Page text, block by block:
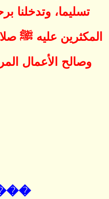
تسليما، وتدخلنا
المكثرين عليه ﷺ
وصالح الأعمال